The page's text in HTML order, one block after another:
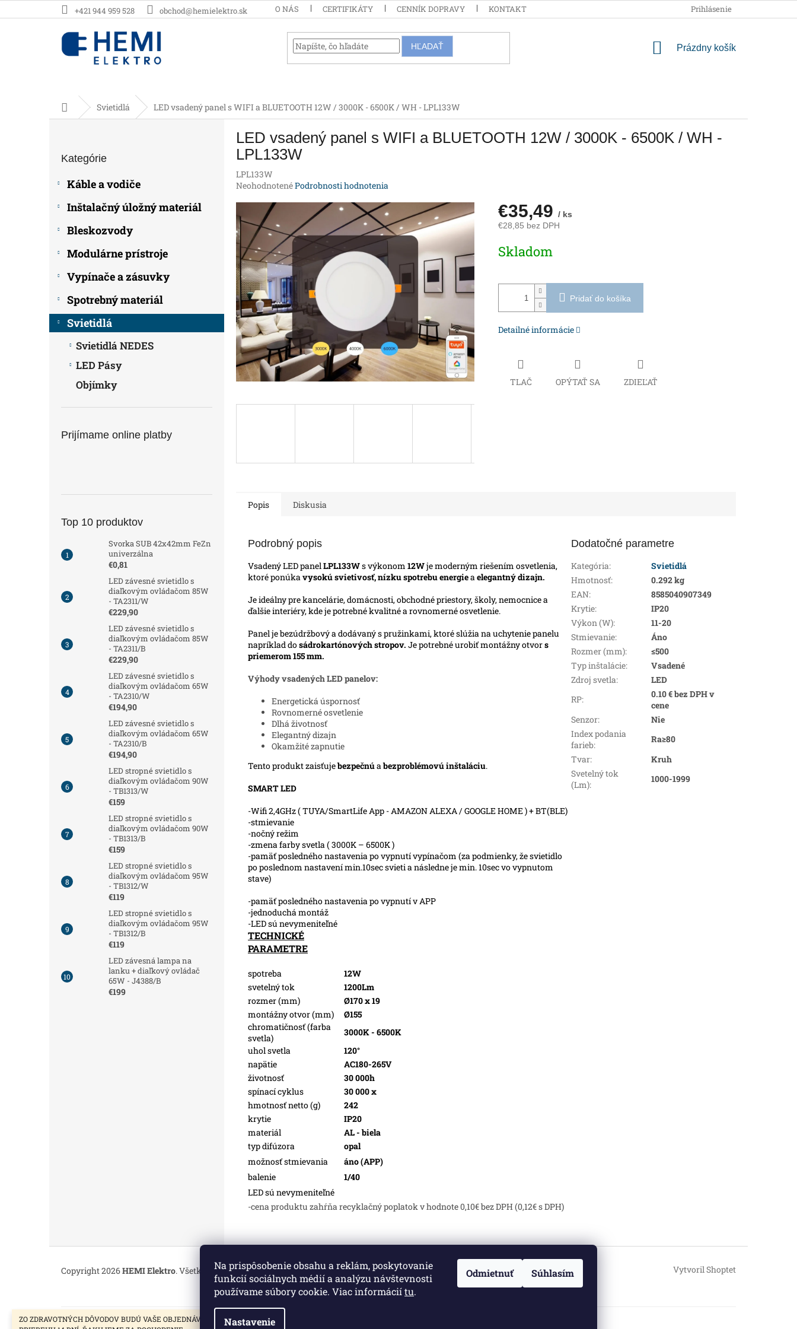
Na prispôsobenie obsahu a reklám, poskytovanie
funkcií sociálnych médií a analýzu návštevnosti
používame súbory cookie. Viac informáciítu.
Nastavenie
Odmietnuť Súhlasím
na
ZO ZDRAVOTNÝCH DÔVODOV BUDÚ VAŠE OBJEDNÁVKY VYBAVENÉ V
+421 944 959 528 obchod@hemielektro.sk O NÁS CERTIFIKÁTY CENNÍK DOPRAVY KONTAKT PODMIENKY OCHRANY
Prihlásenie
HĽADAŤ
NÁKUPNÝ
Prázdny košík
DomovSvietidlá LED vsadený panel s WIFI a BLUETOOTH 12W / 3000K - 6500K / WH - LPL133W
kategórie
Kategórie
Káble a vodiče
Inštalačný úložný materiál
Bleskozvody
Modulárne prístroje
Vypínače a zásuvky
Spotrebný materiál
Svietidlá
Svietidlá NEDES
LED Pásy
Objímky
Prijímame online platby
Top 10 produktov
Svorka SUB 42x42mm FeZn
univerzálna
€0,81
LED závesné svietidlo s
diaľkovým ovládačom 85W
- TA2311/W
€229,90
LED závesné svietidlo s
diaľkovým ovládačom 85W
- TA2311/B
€229,90
LED závesné svietidlo s
diaľkovým ovládačom 65W
- TA2310/W
€194,90
LED závesné svietidlo s
diaľkovým ovládačom 65W
- TA2310/B
€194,90
LED stropné svietidlo s
diaľkovým ovládačom 90W
- TB1313/W
€159
LED stropné svietidlo s
diaľkovým ovládačom 90W
- TB1313/B
€159
LED stropné svietidlo s
diaľkovým ovládačom 95W
- TB1312/W
€119
LED stropné svietidlo s
diaľkovým ovládačom 95W
- TB1312/B
€119
LED závesná lampa na
lanku + diaľkový ovládač
65W - J4388/B
€199
LED vsadený panel s WIFI a BLUETOOTH 12W / 3000K - 6500K / WH -
LPL133W
LPL133W
Priemerné
produktu
je
0,0
z
hviezdičiek.
NeohodnotenéPodrobnosti hodnotenia
€35,49 / ks
€28,85 bez DPH
cena:
Skladom
Pridať do košíka
Detailné informácie
TLAČ OPÝTAŤ SA ZDIEĽAŤ
Popis Diskusia
Podrobný popis
Vsadený LED panel LPL133Ws výkonom 12Wje moderným riešením osvetlenia,
ktoré ponúka vysokú svietivosť, nízku spotrebu energiea elegantný dizajn.
Je ideálny pre kancelárie, domácnosti, obchodné priestory, školy, nemocnice a
ďalšie interiéry, kde je potrebné kvalitné a rovnomerné osvetlenie.
Panel je bezúdržbový a dodávaný s pružinkami, ktoré slúžia na uchytenie panelu
napríklad dosádrokartónových stropov. Je potrebné urobiť montážny otvors
priemerom 155 mm.
Výhody vsadených LED panelov:
Energetická úspornosť
Rovnomerné osvetlenie
Dlhá životnosť
Elegantný dizajn
Okamžité zapnutie
Tento produkt zaisťujebezpečnúabezproblémovú inštaláciu.
SMART LED
-Wifi 2,4GHz ( TUYA/SmartLife App - AMAZON ALEXA / GOOGLE HOME ) + BT(BLE)
-stmievanie
-nočný režim
-zmena farby svetla ( 3000K – 6500K )
-pamäť posledného nastavenia po vypnutí vypínačom (za podmienky, že svietidlo
po poslednom nastavení min.10sec svieti a následne je min. 10sec vo vypnutom
stave)
-pamäť posledného nastavenia po vypnutí v APP
-jednoduchá montáž
-LED sú nevymeniteľné
TECHNICKÉ
PARAMETRE
spotreba
12W
svetelný tok
1200Lm
rozmer (mm)
Ø170 x 19
montážny otvor (mm)
Ø155
chromatičnosť (farba
svetla)
3000K - 6500K
uhol svetla
120°
napätie
AC180-265V
životnosť
30 000h
spínací cyklus
30 000 x
hmotnosť netto (g)
242
krytie
IP20
materiál
AL - biela
typ difúzora
opal
možnosť stmievania
áno (APP)
balenie
1/40
LED sú nevymeniteľné
-cena produktu zahŕňa recyklačný poplatok v hodnote 0,10€ bez DPH (0,12€ s DPH)
Dodatočné parametre
Kategória:
Svietidlá
Hmotnosť:
0.292 kg
EAN:
8585040907349
Krytie:
IP20
Výkon (W):
11-20
Stmievanie:
Áno
Rozmer (mm):
≤500
Typ inštalácie:
Vsadené
Zdroj svetla:
LED
RP:
0.10 € bez DPH v
cene
Senzor:
Nie
Index podania
farieb:
Ra≥80
Tvar:
Kruh
Svetelný tok
(Lm):
1000-1999
Vytvoril Shoptet
Copyright 2026HEMI Elektro. Všetky práva vyhradené.Upraviť nastavenie cookies